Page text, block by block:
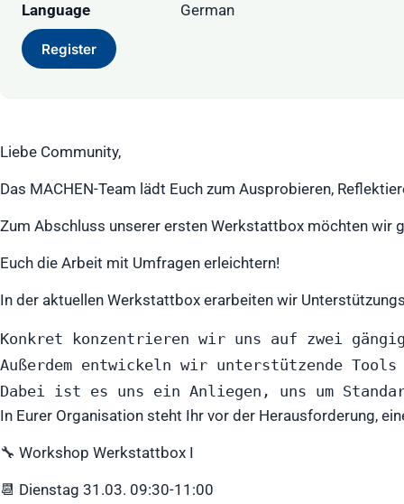
Language German
Register
Liebe Community,
Das MACHEN-Team lädt Euch zum Ausprobieren,
Zum Abschluss unserer ersten Werkstattbox möchten wir
Euch die Arbeit mit Umfragen erleichtern!
In der aktuellen Werkstattbox erarbeiten wir
Konkret konzentrieren wir uns auf zwei
Außerdem entwickeln wir unterstützende
In Eurer Organisation steht Ihr vor der Herausforderung,
🔧 Workshop Werkstattbox I
📆 Dienstag 31.03. 09:30-11:00